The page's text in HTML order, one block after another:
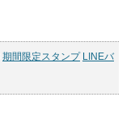
期間限定スタンプ LINEバ